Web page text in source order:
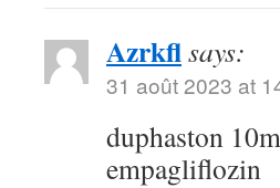
Azrkflsays:
31 août 2023 at
duphaston
empagliflozin